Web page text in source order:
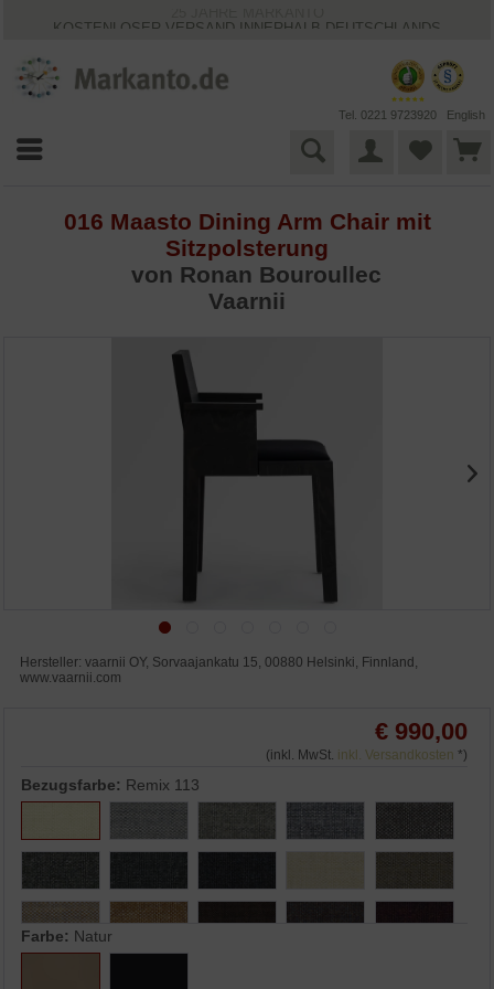
KOSTENLOSER VERSAND INNERHALB DEUTSCHLANDS
VIELFÄLTIGE ZAHLUNGSMÖGLICHKEITEN
BESTPRICE-GARANTIE
Tel. 0221 9723920 English
016 Maasto Dining Arm Chair mit
Sitzpolsterung
von Ronan Bouroullec
Vaarnii
Hersteller: vaarnii OY, Sorvaajankatu 15, 00880 Helsinki, Finnland,
www.vaarnii.com
€ 990,00
(inkl. MwSt. inkl. Versandkosten *)
Bezugsfarbe: Remix 113
Farbe: Natur